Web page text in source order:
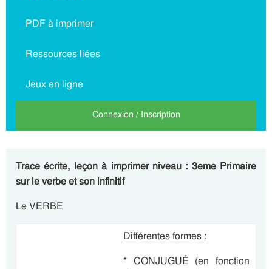
PDF à imprimer
Ressources liées
Jeux en ligne
Connexion / Inscription
Trace écrite, leçon à imprimer niveau : 3eme Primaire
sur le verbe et son infinitif
Le VERBE
Différentes formes :
* CONJUGUÉ (en fonction